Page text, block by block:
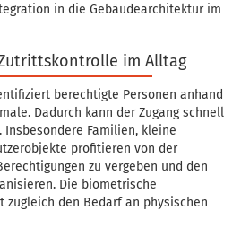
in die Gebäudearchitektur im
im Alltag
berechtigte Personen anhand
Dadurch kann der Zugang schnell
Familien, kleine
profitieren von der
zu vergeben und den
Die biometrische
zugleich den Bedarf an physischen